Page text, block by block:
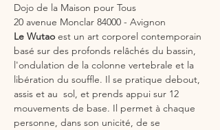
Dojo de la Maison pour Tous
20 avenue Monclar 84000 - Avignon
Le Wutao est un art corporel contemporain
basé sur des profonds relâchés du bassin,
l'ondulation de la colonne vertebrale et la
libération du souffle. Il se pratique debout,
assis et au  sol, et prends appui sur 12
mouvements de base. Il permet à chaque
personne, dans son unicité, de se